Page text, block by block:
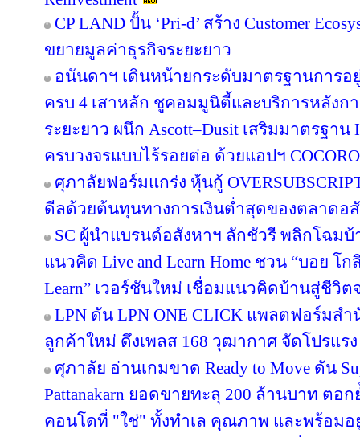
CP LAND ปั้น ‘Pri-d’ สร้าง Customer
ขยายมูลค่าธุรกิจระยะยาว
อนันดาฯ เดินหน้ายกระดับมาตรฐานการอยู่
ครบ 4 เสาหลัก ชูคอมมูนิตี้และบริการหลังกา
ระยะยาว ผนึก Ascott–Dusit เสริมมาตรฐา
ครบวงจรแบบไร้รอยต่อ ด้วยแอปฯ COCORO
ศุภาลัยฟอร์มแกร่ง หุ้นกู้
ดีลด้วยต้นทุนทางการเงินต่ำสุดของตลาดอ
SC ผู้นำแบรนด์อสังหาฯ ลักชัวรี พลิกโฉมบ้
แนวคิด Live and Learn Home ชวน “บอย โ
Learn” เวอร์ชันใหม่ เชื่อมแนวคิดบ้านสู่ชีวิต
LPN ดัน LPN ONE CLICK แพลตฟอร์มส
ลูกค้าใหม่ ดึงเพลส 168 วุฒากาศ จัดโปรแร
ศุภาลัย อ่านเกมขาด Ready to Move ดัน
Pattanakarn ยอดขายทะลุ 200 ล้านบาท ต
คอนโดที่ "ใช่" ทั้งทำเล คุณภาพ และพร้อมอ